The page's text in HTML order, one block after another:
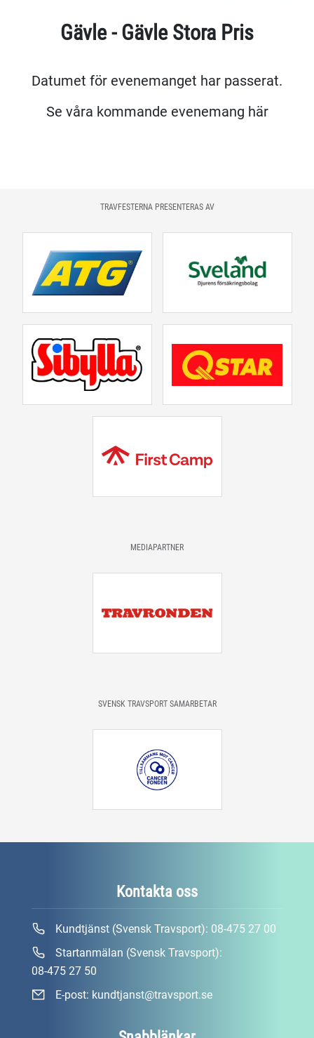
Gävle - Gävle Stora Pris
Datumet för evenemanget har passerat.
Se våra kommande evenemang här
TRAVFESTERNA PRESENTERAS AV
MEDIAPARTNER
SVENSK TRAVSPORT SAMARBETAR
Kontakta oss
Kundtjänst (Svensk Travsport): 08-475 27 00
Startanmälan (Svensk Travsport):
08-475 27 50
E-post: kundtjanst@travsport.se